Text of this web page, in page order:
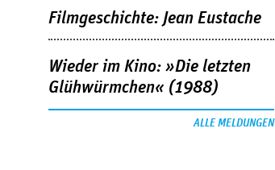
Filmgeschichte: Jean Eustache
Wieder im Kino: »Die letzten
Glühwürmchen« (1988)
ALLE MELDUNGEN